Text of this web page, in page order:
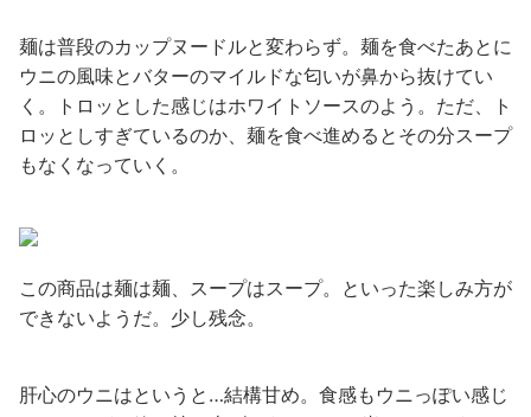
麺は普段のカップヌードルと変わらず。麺を食べたあとに
ウニの風味とバターのマイルドな匂いが鼻から抜けてい
く。トロッとした感じはホワイトソースのよう。ただ、ト
ロッとしすぎているのか、麺を食べ進めるとその分スープ
もなくなっていく。
この商品は麺は麺、スープはスープ。といった楽しみ方が
できないようだ。少し残念。
肝心のウニはというと…結構甘め。食感もウニっぽい感じ